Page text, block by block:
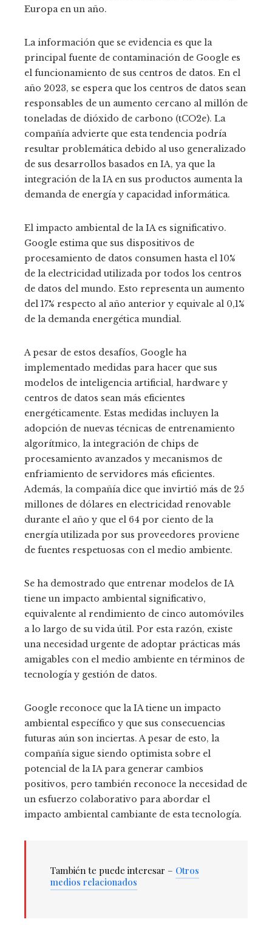
Europa en un año.
La información que se evidencia es que la
principal fuente de contaminación de Google es
el funcionamiento de sus centros de datos. En el
año 2023, se espera que los centros de datos sean
responsables de un aumento cercano al millón de
toneladas de dióxido de carbono (tCO2e). La
compañía advierte que esta tendencia podría
resultar problemática debido al uso generalizado
de sus desarrollos basados ​​en IA, ya que la
integración de la IA en sus productos aumenta la
demanda de energía y capacidad informática.
El impacto ambiental de la IA es significativo.
Google estima que sus dispositivos de
procesamiento de datos consumen hasta el 10%
de la electricidad utilizada por todos los centros
de datos del mundo. Esto representa un aumento
del 17% respecto al año anterior y equivale al 0,1%
de la demanda energética mundial.
A pesar de estos desafíos, Google ha
implementado medidas para hacer que sus
modelos de inteligencia artificial, hardware y
centros de datos sean más eficientes
energéticamente. Estas medidas incluyen la
adopción de nuevas técnicas de entrenamiento
algorítmico, la integración de chips de
procesamiento avanzados y mecanismos de
enfriamiento de servidores más eficientes.
Además, la compañía dice que invirtió más de 25
millones de dólares en electricidad renovable
durante el año y que el 64 por ciento de la
energía utilizada por sus proveedores proviene
de fuentes respetuosas con el medio ambiente.
Se ha demostrado que entrenar modelos de IA
tiene un impacto ambiental significativo,
equivalente al rendimiento de cinco automóviles
a lo largo de su vida útil. Por esta razón, existe
una necesidad urgente de adoptar prácticas más
amigables con el medio ambiente en términos de
tecnología y gestión de datos.
Google reconoce que la IA tiene un impacto
ambiental específico y que sus consecuencias
futuras aún son inciertas. A pesar de esto, la
compañía sigue siendo optimista sobre el
potencial de la IA para generar cambios
positivos, pero también reconoce la necesidad de
un esfuerzo colaborativo para abordar el
impacto ambiental cambiante de esta tecnología.
También te puede interesar – Otros
medios relacionados